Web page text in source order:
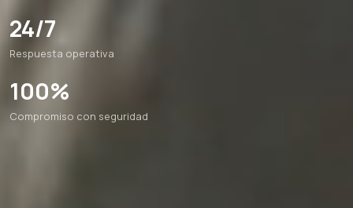
24/7
Respuesta operativa
100%
Compromiso con seguridad